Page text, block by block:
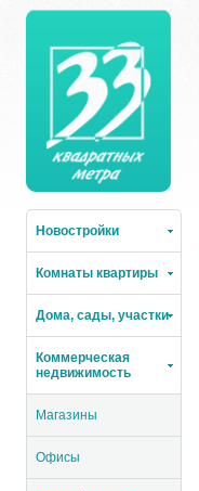
Новостройки
Комнаты квартиры
Дома, сады, участки
Коммерческая
недвижимость
Магазины
Офисы